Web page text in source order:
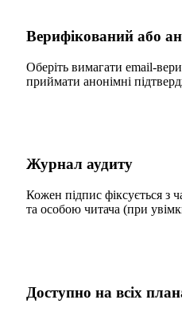
Верифікований або
Оберіть вимагати email-
приймати анонімні
Журнал аудиту
Кожен підпис фіксується з
та особою читача (при
Доступно на всіх